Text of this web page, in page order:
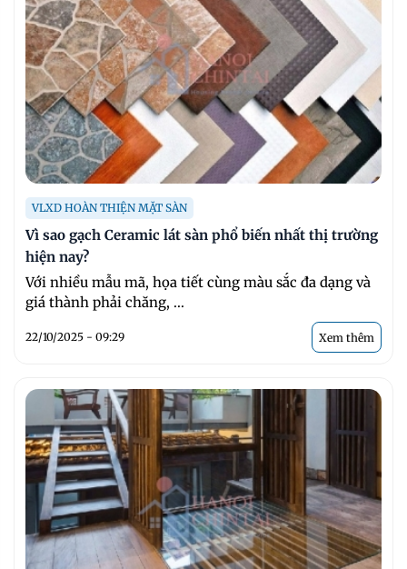
VLXD HOÀN THIỆN MẶT SÀN
Vì sao gạch Ceramic lát sàn phổ biến nhất thị trường
hiện nay?
Với nhiều mẫu mã, họa tiết cùng màu sắc đa dạng và
giá thành phải chăng, ...
22/10/2025 - 09:29 Xem thêm